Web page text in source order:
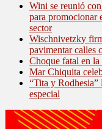
Wini se reunió
para promocionar
sector
Wischnivetzky
pavimentar calles
Choque fatal en la
Mar Chiquita
“Tita y
especial